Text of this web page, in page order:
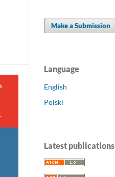
Make a Submission
Language
English
Polski
Latest publications